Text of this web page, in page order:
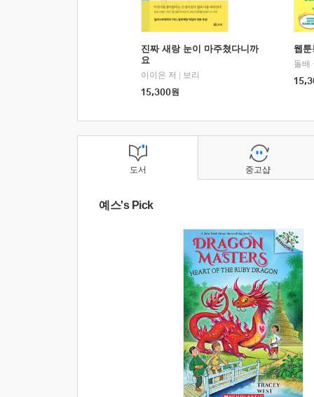
진짜 새랑 눈이 마주쳤다니까
요
이이은 저
보리
15,300원
웹
돌배
도서
예스's Pick
중고샵